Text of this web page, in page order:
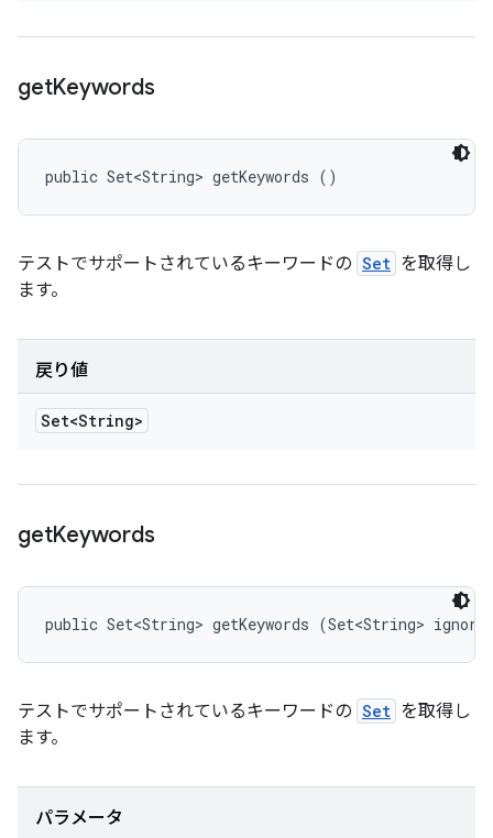
getKeywords
public Set<String> getKeywords ()
テストでサポートされているキーワードの Set を取得し
ます。
戻り値
Set<String>
getKeywords
public Set<String> getKeywords (Set<String>
テストでサポートされているキーワードの Set を取得し
ます。
パラメータ